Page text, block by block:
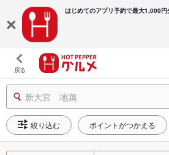
はじめてのアプリ予約で最大1,000円
戻る
新大宮 地鶏
絞り込む ポイントがつかえる